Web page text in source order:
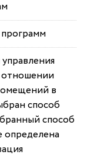
в
способ
способ
определена